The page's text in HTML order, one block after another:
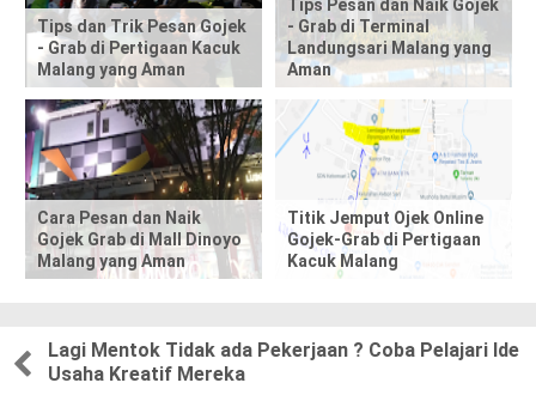
o
s
t
,
p
Tips dan Trik Pesan Gojek
- Grab di Pertigaan Kacuk
Malang yang Aman
Tips Pesan dan Naik Gojek
- Grab di Terminal
Landungsari Malang yang
Aman
Cara Pesan dan Naik
Gojek Grab di Mall Dinoyo
Malang yang Aman
Titik Jemput Ojek Online
Gojek-Grab di Pertigaan
Kacuk Malang
Lagi Mentok Tidak ada Pekerjaan ? Coba Pelajari Ide
Usaha Kreatif Mereka